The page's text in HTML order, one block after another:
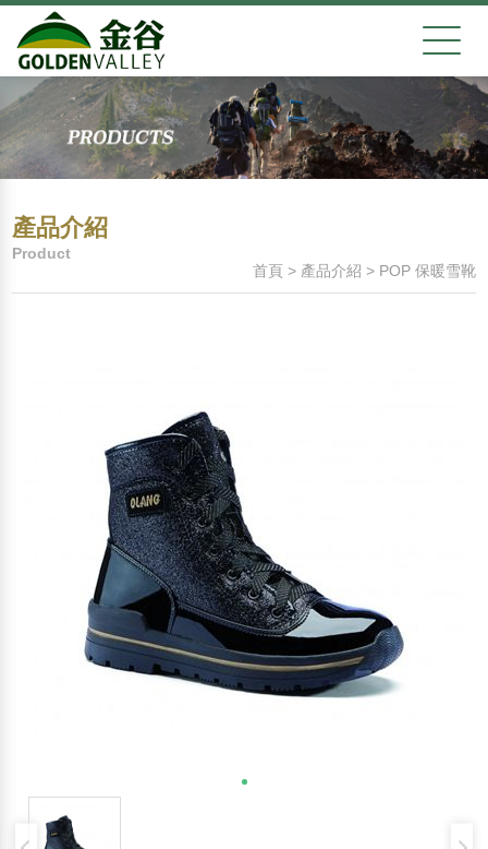
產品介紹
Product
首頁> 產品介紹 > POP 保暖雪靴